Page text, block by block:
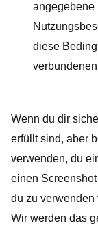
angegebene
diese
Wenn du dir
erfüllt sind, aber
verwenden, du
einen
du zu verwenden
Wir werden das